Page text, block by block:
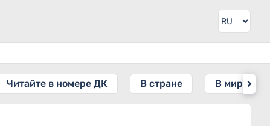
Читайте в номере ДК В стране В мире